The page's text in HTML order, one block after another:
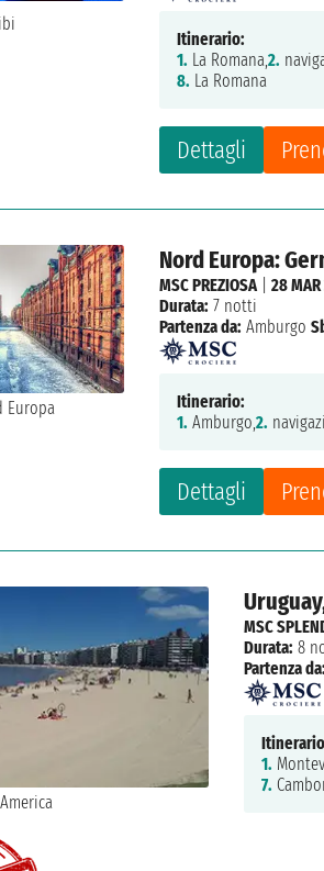
Dettagli
Itinerario:
1. La Romana,2.
8. La Romana
Nord Europa:
Dettagli
MSC PREZIOSA|28
Durata: 7 notti
Partenza da: Amburgo
Itinerario:
1. Amburgo,2.
MSC
Durata: 8
Partenza da:
1.
7.